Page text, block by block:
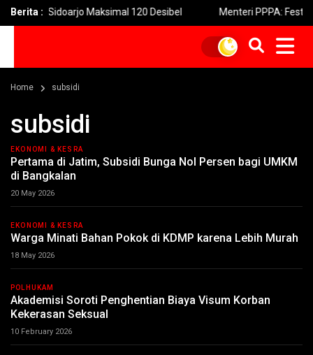
Berita :Maksimal 120 Desibel Menteri PPPA: Festival Egrang
Home subsidi
subsidi
EKONOMI & KESRA
Pertama di Jatim, Subsidi Bunga Nol Persen bagi UMKM
di Bangkalan
20 May 2026
EKONOMI & KESRA
Warga Minati Bahan Pokok di KDMP karena Lebih Murah
18 May 2026
POLHUKAM
Akademisi Soroti Penghentian Biaya Visum Korban
Kekerasan Seksual
10 February 2026